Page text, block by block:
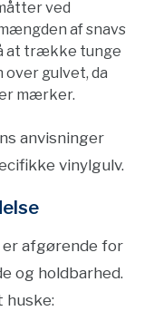
ved
af snavs
at trække tunge
gulvet, da
mærker.
anvisninger
vinylgulv.
er afgørende for
og holdbarhed.
huske: